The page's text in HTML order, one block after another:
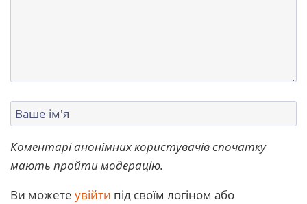
Коментарі анонімних користувачів спочатку
мають пройти модерацію.
Ви можете увійти під своїм логіном або